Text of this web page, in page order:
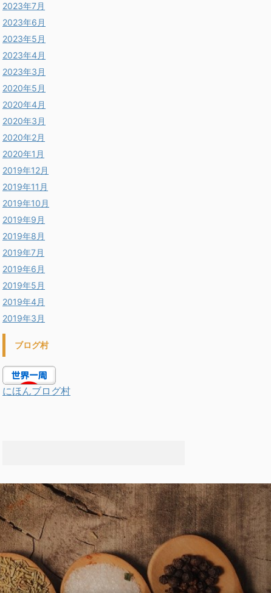
2023年7月
2023年6月
2023年5月
2023年4月
2023年3月
2020年5月
2020年4月
2020年3月
2020年2月
2020年1月
2019年12月
2019年11月
2019年10月
2019年9月
2019年8月
2019年7月
2019年6月
2019年5月
2019年4月
2019年3月
ブログ村
にほんブログ村